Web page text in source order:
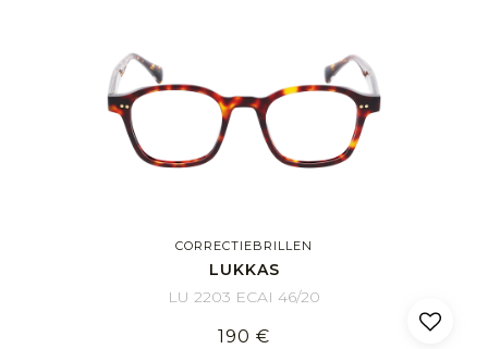
CORRECTIEBRILLEN
LUKKAS
LU 2203 ECAI 46/20
190 €